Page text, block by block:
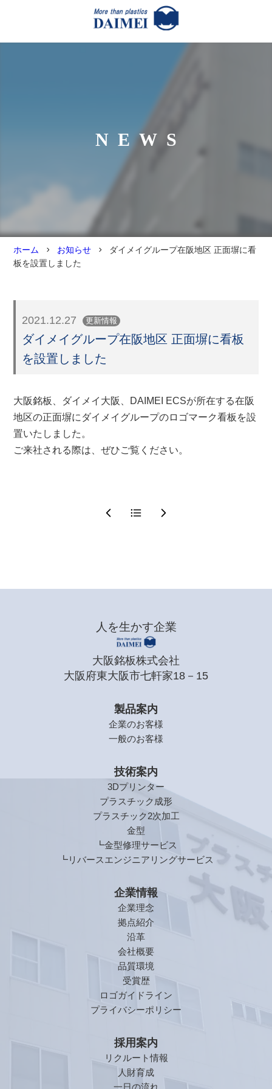
NEWS
ホーム お知らせ
ダイメイグループ在阪地区 正面塀に看
板を設置しました
2021.12.27 更新情報
ダイメイグループ在阪地区 正面塀に看板
を設置しました
大阪銘板、ダイメイ大阪、DAIMEI ECSが所在する在阪
地区の正面塀にダイメイグループのロゴマーク看板を設
置いたしました。
ご来社される際は、ぜひご覧ください。
人を生かす企業
大阪銘板株式会社
大阪府東大阪市七軒家18－15
製品案内
企業のお客様
一般のお客様
技術案内
3Dプリンター
プラスチック成形
プラスチック2次加工
金型
┗金型修理サービス
┗リバースエンジニアリングサービス
企業情報
企業理念
拠点紹介
沿革
会社概要
品質環境
受賞歴
ロゴガイドライン
プライバシーポリシー
採用案内
リクルート情報
人財育成
一日の流れ